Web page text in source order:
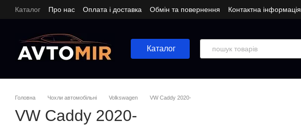
Перейти до основного контенту
Каталог Про нас Оплата і доставка Обмін та повернення Контактна інформація
Каталог
Головна Чохли автомобільні Volkswagen VW Caddy 2020-
VW Caddy 2020-